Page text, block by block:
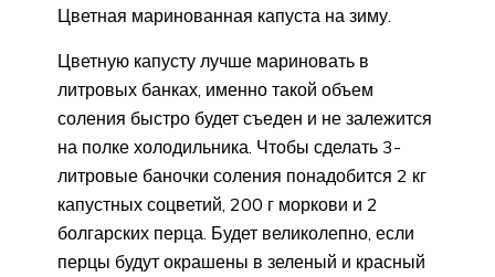
Цветная маринованная капуста на зиму.
Цветную капусту лучше мариновать в
литровых банках, именно такой объем
соления быстро будет съеден и не залежится
на полке холодильника. Чтобы сделать 3-
литровые баночки соления понадобится 2 кг
капустных соцветий, 200 г моркови и 2
болгарских перца. Будет великолепно, если
перцы будут окрашены в зеленый и красный